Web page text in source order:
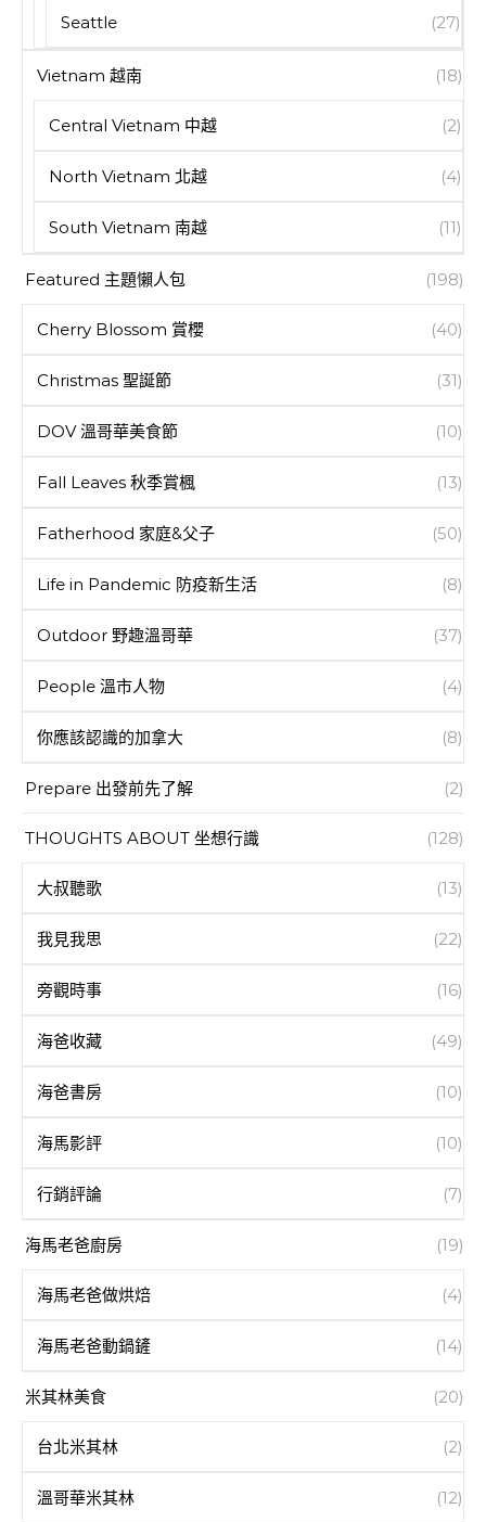
Seattle (27)
Vietnam 越南 (18)
Central Vietnam 中越 (2)
North Vietnam 北越 (4)
South Vietnam 南越 (11)
Featured 主題懶人包 (198)
Cherry Blossom 賞櫻 (40)
Christmas 聖誕節 (31)
DOV 溫哥華美食節 (10)
Fall Leaves 秋季賞楓 (13)
Fatherhood 家庭&父子 (50)
Life in Pandemic 防疫新生活 (8)
Outdoor 野趣溫哥華 (37)
People 溫市人物 (4)
你應該認識的加拿大 (8)
Prepare 出發前先了解 (2)
THOUGHTS ABOUT 坐想行識 (128)
大叔聽歌 (13)
我見我思 (22)
旁觀時事 (16)
海爸收藏 (49)
海爸書房 (10)
海馬影評 (10)
行銷評論 (7)
海馬老爸廚房 (19)
海馬老爸做烘焙 (4)
海馬老爸動鍋鏟 (14)
米其林美食 (20)
台北米其林 (2)
溫哥華米其林 (12)